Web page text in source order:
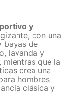
y
con una
bayas de
lavanda y
mientras que la
crea una
hombres
clásica y